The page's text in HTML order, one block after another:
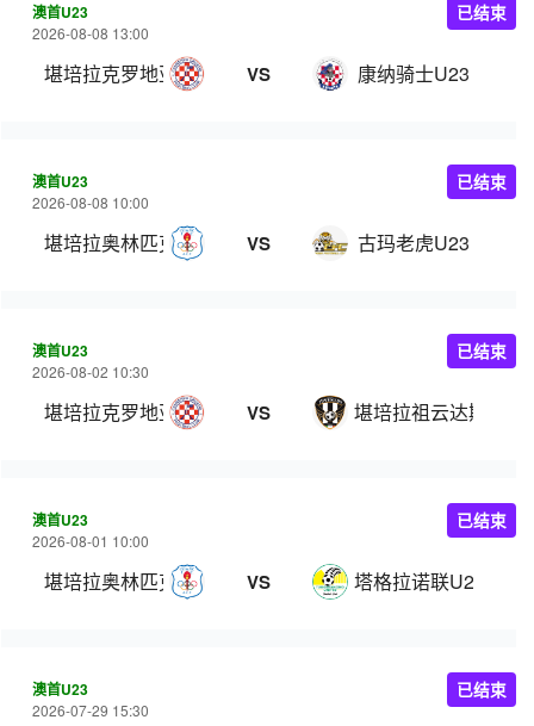
澳首U23
2026-08-08 13:00
堪培拉克罗地亚U23 VS 康纳骑士U23
已结束
澳首U23
2026-08-08 10:00
堪培拉奥林匹克U23 VS 古玛老虎U23
已结束
澳首U23
2026-08-02 10:30
堪培拉克罗地亚U23 VS 堪培拉祖云达斯U23
已结束
澳首U23
2026-08-01 10:00
堪培拉奥林匹克U23 VS 塔格拉诺联U23
已结束
澳首U23
2026-07-29 15:30
已结束